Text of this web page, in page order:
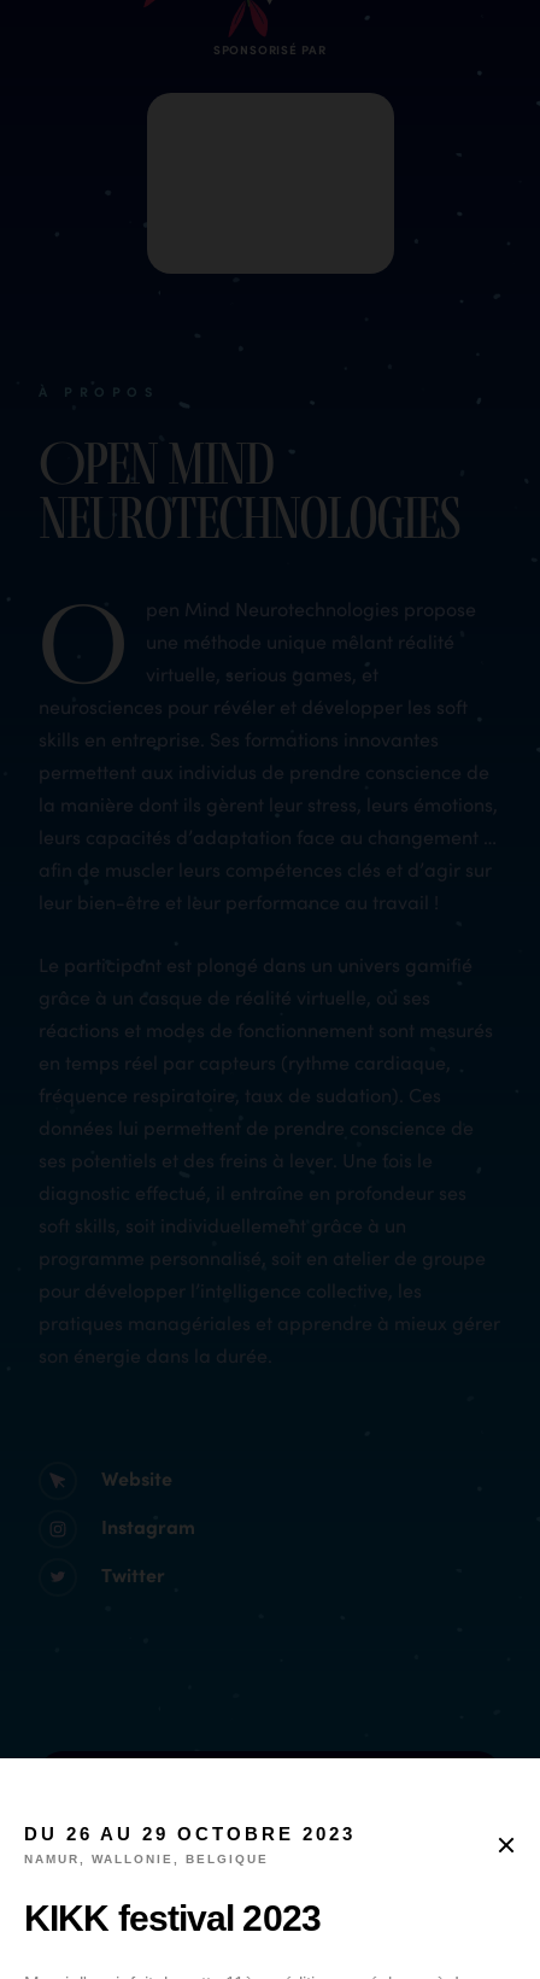
SPONSORISÉ PAR
À PROPOS
Open Mind
Neurotechnologies
Website
Instagram
Twitter
O
pen Mind Neurotechnologies propose
une méthode unique mêlant réalité
virtuelle, serious games, et
neurosciences pour révéler et développer les soft
skills en entreprise. Ses formations innovantes
permettent aux individus de prendre conscience de
la manière dont ils gèrent leur stress, leurs émotions,
leurs capacités d’adaptation face au changement …
afin de muscler leurs compétences clés et d’agir sur
leur bien-être et leur performance au travail !
Le participant est plongé dans un univers gamifié
grâce à un casque de réalité virtuelle, où ses
réactions et modes de fonctionnement sont mesurés
en temps réel par capteurs (rythme cardiaque,
fréquence respiratoire, taux de sudation). Ces
données lui permettent de prendre conscience de
ses potentiels et des freins à lever. Une fois le
diagnostic effectué, il entraîne en profondeur ses
soft skills, soit individuellement grâce à un
programme personnalisé, soit en atelier de groupe
pour développer l’intelligence collective, les
pratiques managériales et apprendre à mieux gérer
son énergie dans la durée.
DU 26 AU 29 OCTOBRE 2023
NAMUR, WALLONIE, BELGIQUE
KIKK festival 2023